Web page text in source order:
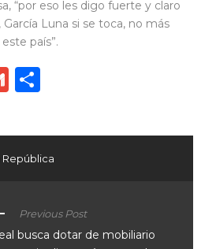
“por eso les digo fuerte y claro
Luna si se toca, no más
país”.
Gmail
Previous Post
busca dotar de mobiliario